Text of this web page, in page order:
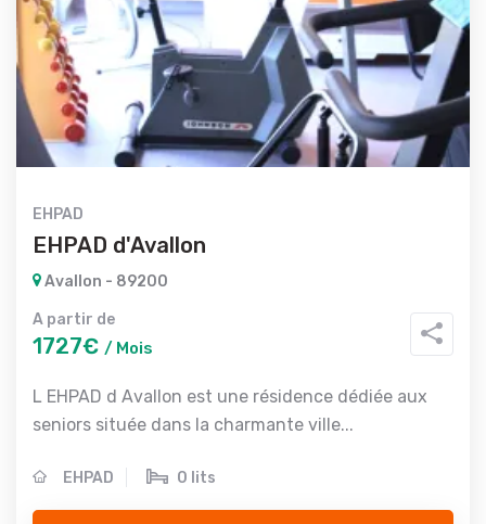
EHPAD
EHPAD d'Avallon
Avallon - 89200
A partir de
1727€ / Mois
L EHPAD d Avallon est une résidence dédiée aux
seniors située dans la charmante ville...
EHPAD 0 lits